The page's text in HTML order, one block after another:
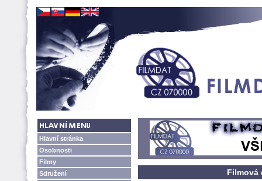
Hlavní stránka
Osobnosti
Filmy
Sdružení
Filmová